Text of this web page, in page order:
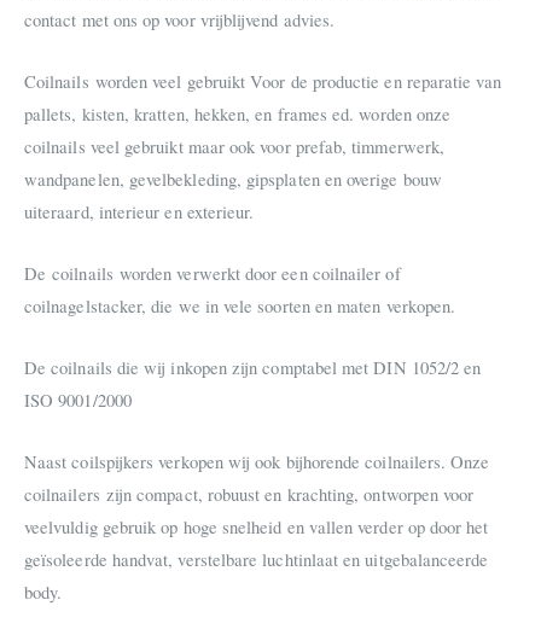
contact met ons op voor vrijblijvend advies.
Coilnails worden veel gebruikt Voor de productie en reparatie van
pallets, kisten, kratten, hekken, en frames ed. worden onze
coilnails veel gebruikt maar ook voor prefab, timmerwerk,
wandpanelen, gevelbekleding, gipsplaten en overige bouw
uiteraard, interieur en exterieur.
De coilnails worden verwerkt door een coilnailer of
coilnagelstacker, die we in vele soorten en maten verkopen.
De coilnails die wij inkopen zijn comptabel met DIN 1052/2 en
ISO 9001/2000
Naast coilspijkers verkopen wij ook bijhorende coilnailers. Onze
coilnailers zijn compact, robuust en krachting, ontworpen voor
veelvuldig gebruik op hoge snelheid en vallen verder op door het
geïsoleerde handvat, verstelbare luchtinlaat en uitgebalanceerde
body.